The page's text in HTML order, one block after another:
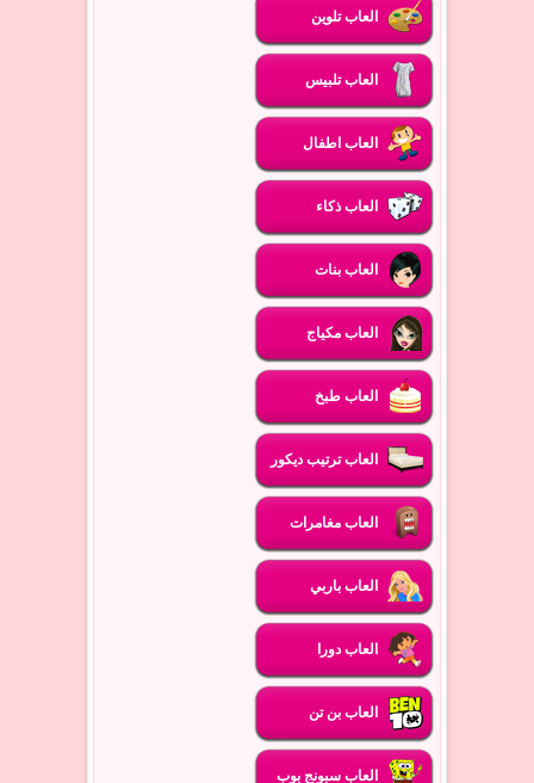
العاب تلوين
العاب تلبيس
العاب اطفال
العاب ذكاء
العاب بنات
العاب مكياج
العاب طبخ
العاب ترتيب ديكور
العاب مغامرات
العاب باربي
العاب دورا
العاب بن تن
العاب سبونج بوب